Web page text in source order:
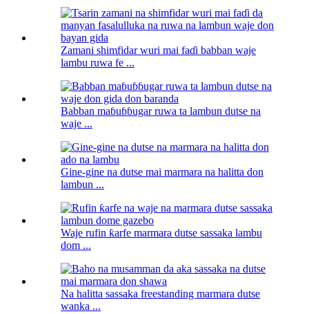
Zamani shimfidar wuri mai faɗi babban waje
lambu ruwa fe ...
Babban maɓuɓɓugar ruwa ta lambun dutse na
waje ...
Gine-gine na dutse mai marmara na halitta don
lambun ...
Waje rufin ƙarfe marmara dutse sassaka lambu
dom ...
Na halitta sassaka freestanding marmara dutse
wanka ...